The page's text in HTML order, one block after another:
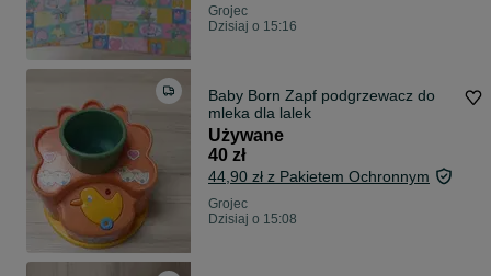
Grojec
Dzisiaj o 15:16
Baby Born Zapf podgrzewacz do
mleka dla lalek
Używane
40 zł
44,90 zł z Pakietem Ochronnym
Grojec
Dzisiaj o 15:08